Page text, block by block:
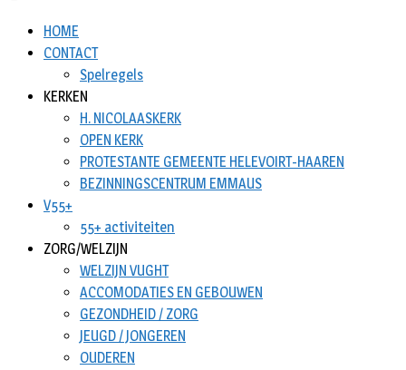
HOME
CONTACT
Spelregels
KERKEN
H. NICOLAASKERK
OPEN KERK
PROTESTANTE GEMEENTE HELEVOIRT-HAAREN
BEZINNINGSCENTRUM EMMAUS
V55+
55+ activiteiten
ZORG/WELZIJN
WELZIJN VUGHT
ACCOMODATIES EN GEBOUWEN
GEZONDHEID / ZORG
JEUGD / JONGEREN
OUDEREN